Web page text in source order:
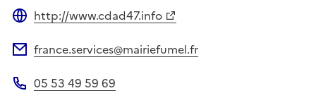
http://www.cdad47.info
france.services@mairiefumel.fr
05 53 49 59 69